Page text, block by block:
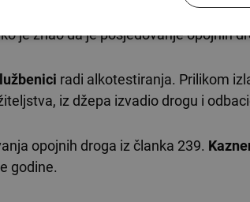
u količinama od 1,610 grama i 0,716
je znao da je posjedovanje opojnih
radi alkotestiranja. Prilikom
iz džepa izvadio drogu i
opojnih droga iz članka 239.
godine.